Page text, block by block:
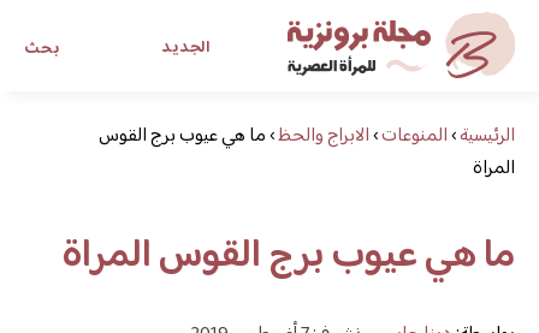
بحث الجديد
مجلة برونزية للفتاة العصريةالرئيسية›المنوعات›الابراج والحظ›ما هي عيوب برج القوس
المراة
ما هي عيوب برج القوس المراة